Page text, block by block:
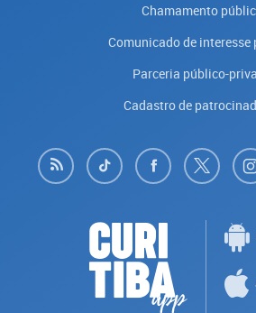
Chamamento
Comunicado de interesse
Parceria público-
Cadastro de